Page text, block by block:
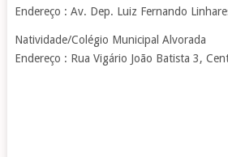
Endereço : Av. Dep. Luiz Fernando
Natividade/Colégio Municipal Alvorada
Endereço : Rua Vigário João Batista 3,